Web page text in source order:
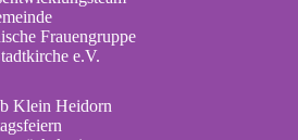
Frauengruppe
e.V.
tab)
Klein Heidorn